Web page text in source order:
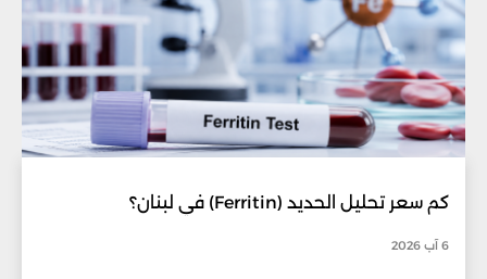
كم سعر تحليل الحديد (Ferritin) في لبنان؟
6 آب 2026